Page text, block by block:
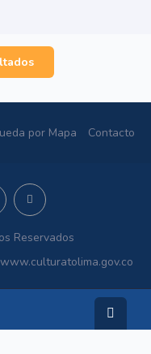
por Mapa Contacto
Reservados
www.culturatolima.gov.co